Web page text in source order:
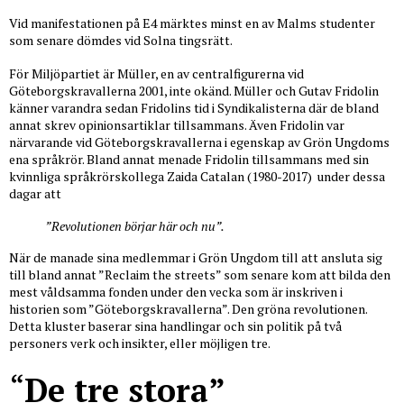
Vid manifestationen på E4 märktes minst en av Malms studenter
som senare dömdes vid Solna tingsrätt.
För Miljöpartiet är Müller, en av centralfigurerna vid
Göteborgskravallerna 2001, inte okänd. Müller och Gutav Fridolin
känner varandra sedan Fridolins tid i Syndikalisterna där de bland
annat skrev opinionsartiklar tillsammans. Även Fridolin var
närvarande vid Göteborgskravallerna i egenskap av Grön Ungdoms
ena språkrör. Bland annat menade Fridolin tillsammans med sin
kvinnliga språkrörskollega Zaida Catalan (1980-2017) under dessa
dagar att
”Revolutionen börjar här och nu”.
När de manade sina medlemmar i Grön Ungdom till att ansluta sig
till bland annat ”Reclaim the streets” som senare kom att bilda den
mest våldsamma fonden under den vecka som är inskriven i
historien som ”Göteborgskravallerna”. Den gröna revolutionen.
Detta kluster baserar sina handlingar och sin politik på två
personers verk och insikter, eller möjligen tre.
“De tre stora”